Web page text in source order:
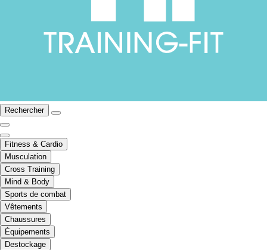
Rechercher
Fitness & Cardio
Musculation
Cross Training
Mind & Body
Sports de combat
Vêtements
Chaussures
Équipements
Destockage